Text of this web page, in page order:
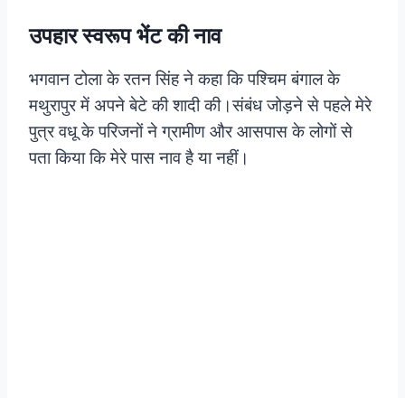
उपहार स्वरूप भेंट की नाव
भगवान टोला के रतन सिंह ने कहा कि पश्चिम बंगाल के
मथुरापुर में अपने बेटे की शादी की।संबंध जोड़ने से पहले मेरे
पुत्र वधू के परिजनों ने ग्रामीण और आसपास के लोगों से
पता किया कि मेरे पास नाव है या नहीं।